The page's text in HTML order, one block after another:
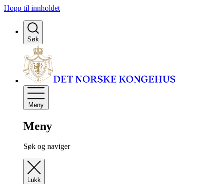
Hopp til innholdet
Søk
Meny
Meny
Søk og naviger
Lukk